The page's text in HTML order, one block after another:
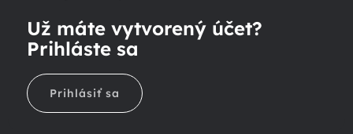
Už máte vytvorený účet?
Prihláste sa
Prihlásiť sa